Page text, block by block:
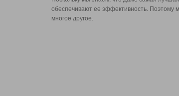
обеспечивают ее эффективность. Поэтому
многое другое.